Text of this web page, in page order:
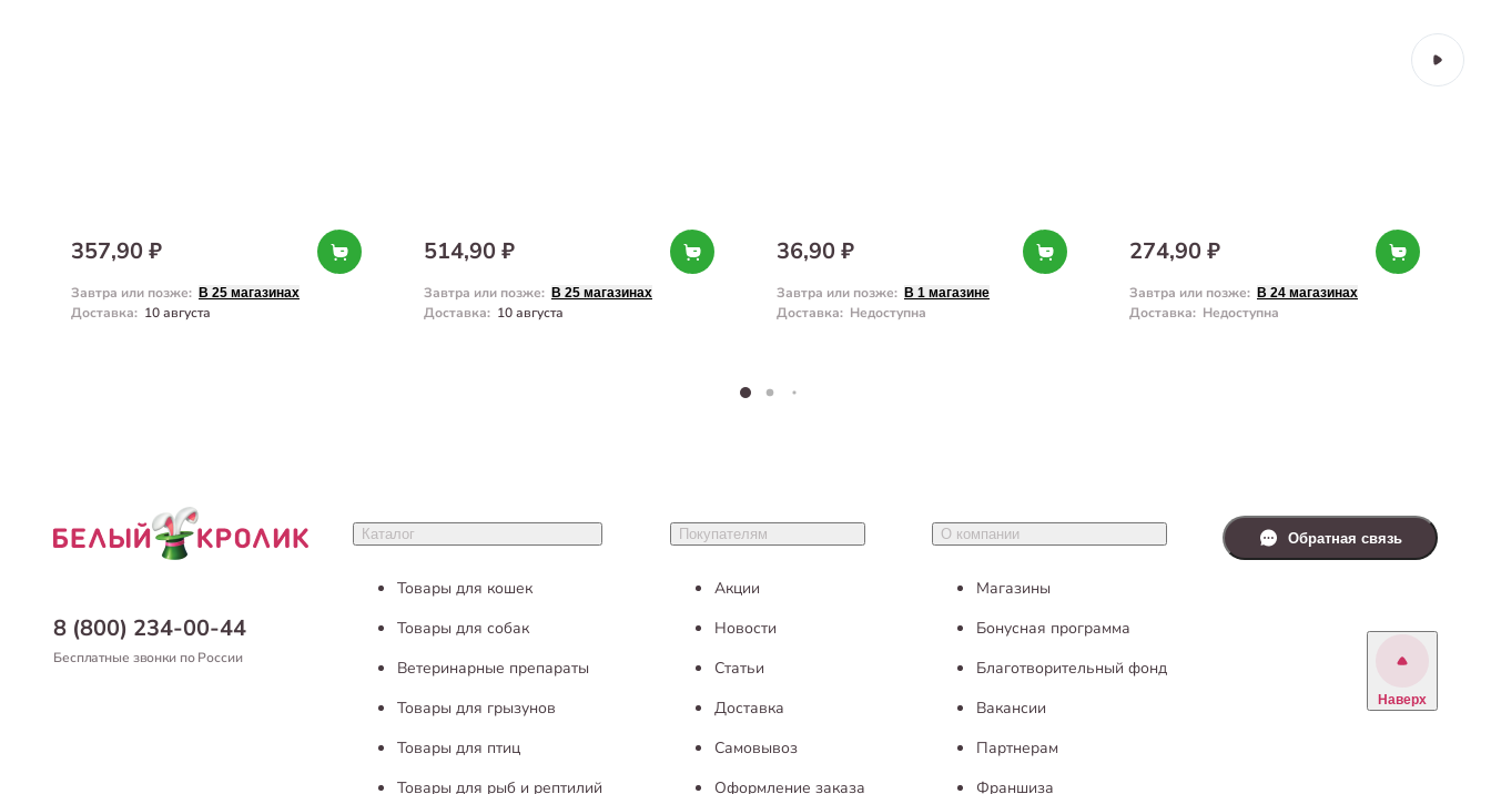
357,90 ₽
Завтра или позже: В 25 магазинах
Доставка: 10 августа
514,90 ₽
Завтра или позже: В 25 магазинах
Доставка: 10 августа
36,90 ₽
Завтра или позже: В 1 магазине
Доставка: Недоступна
274,90 ₽
Завтра или позже: В 24 магазинах
Доставка: Недоступна
8 (800) 234-00-44
Бесплатные звонки по России
Каталог
Товары для кошек
Товары для собак
Ветеринарные препараты
Товары для грызунов
Товары для птиц
Товары для рыб и рептилий
Покупателям
Акции
Новости
Статьи
Доставка
Самовывоз
Оформление заказа
О компании
Магазины
Бонусная программа
Благотворительный фонд
Вакансии
Партнерам
Франшиза
Обратная связь
Наверх